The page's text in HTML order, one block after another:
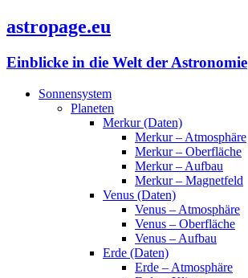
astropage.eu
Einblicke in die Welt der Astronomie
Sonnensystem
Planeten
Merkur (Daten)
Merkur – Atmosphäre
Merkur – Oberfläche
Merkur – Aufbau
Merkur – Magnetfeld
Venus (Daten)
Venus – Atmosphäre
Venus – Oberfläche
Venus – Aufbau
Erde (Daten)
Erde – Atmosphäre